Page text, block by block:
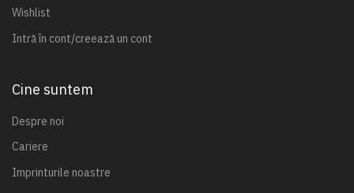
Wishlist
Intră în cont/creează un cont
Cine suntem
Despre noi
Cariere
Imprinturile noastre